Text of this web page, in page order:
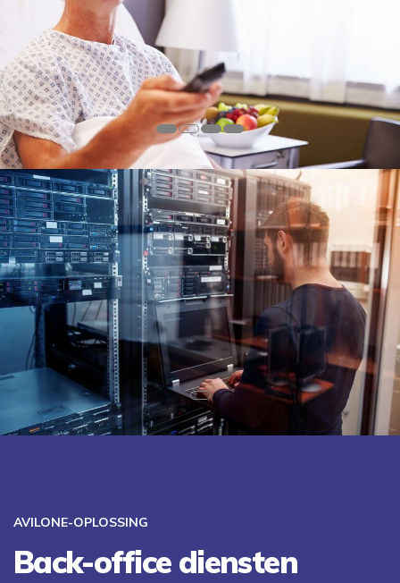
AVILONE-OPLOSSING
Back-office diensten